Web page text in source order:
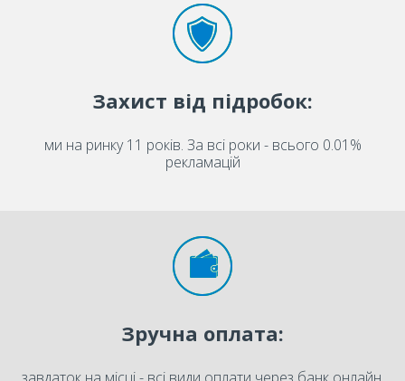
Захист від підробок:
ми на ринку 11 років. За всі роки - всього 0.01%
рекламацій
Зручна оплата: